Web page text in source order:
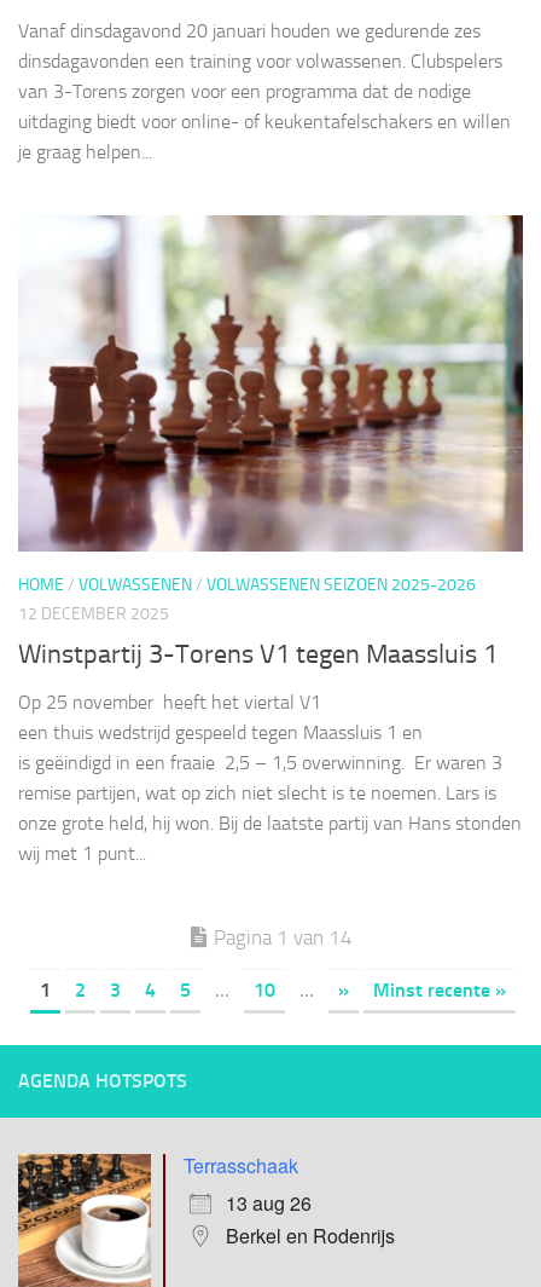
Vanaf dinsdagavond 20 januari houden we gedurende zes
dinsdagavonden een training voor volwassenen. Clubspelers
van 3-Torens zorgen voor een programma dat de nodige
uitdaging biedt voor online- of keukentafelschakers en willen
je graag helpen...
HOME / VOLWASSENEN/ VOLWASSENEN SEIZOEN 2025-2026
12 DECEMBER 2025
Winstpartij 3-Torens V1 tegen Maassluis 1
Op 25 november heeft het viertal V1
een thuis wedstrijd gespeeld tegen Maassluis 1 en
is geëindigd in een fraaie 2,5 – 1,5 overwinning. Er waren 3
remise partijen, wat op zich niet slecht is te noemen. Lars is
onze grote held, hij won. Bij de laatste partij van Hans stonden
wij met 1 punt...
Pagina 1 van 14
1 2 3 4 5 ... 10 ... » Minst recente »
AGENDA HOTSPOTS
Terrasschaak
13 aug 26
Berkel en Rodenrijs